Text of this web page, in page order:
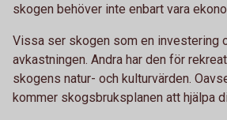
skogen behöver inte enbart vara
Vissa ser skogen som en investering
avkastningen. Andra har den för
skogens natur- och kulturvärden.
kommer skogsbruksplanen att hjälpa